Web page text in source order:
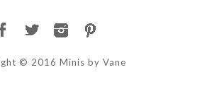
© 2016 Minis by Vane